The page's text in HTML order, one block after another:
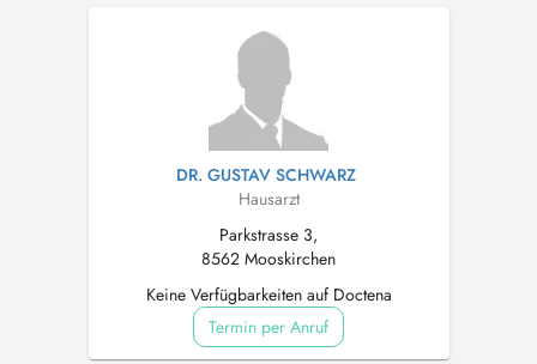
DR. GUSTAV SCHWARZ
Hausarzt
Parkstrasse 3,
8562 Mooskirchen
Keine Verfügbarkeiten auf Doctena
Termin per Anruf